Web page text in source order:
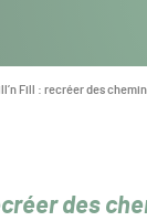
cookies
Fill : recréer des
des